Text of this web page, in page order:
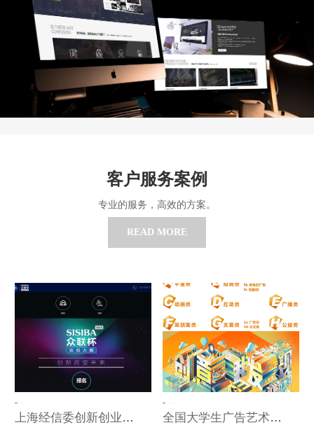
客户服务案例
专业的服务，高效的方案。
READ MORE
上海经信委创新创业大赛评审系统 全国大学生广告艺术大赛全国总评审